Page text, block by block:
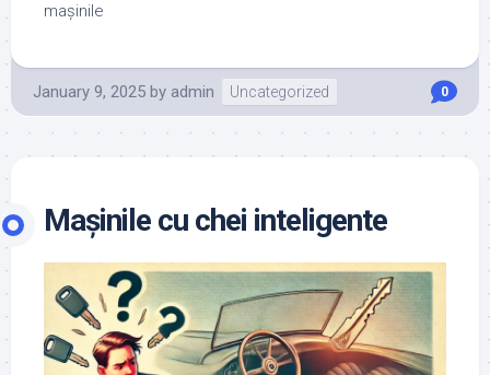
mașinile
January 9, 2025 by admin Uncategorized 0
Mașinile cu chei inteligente